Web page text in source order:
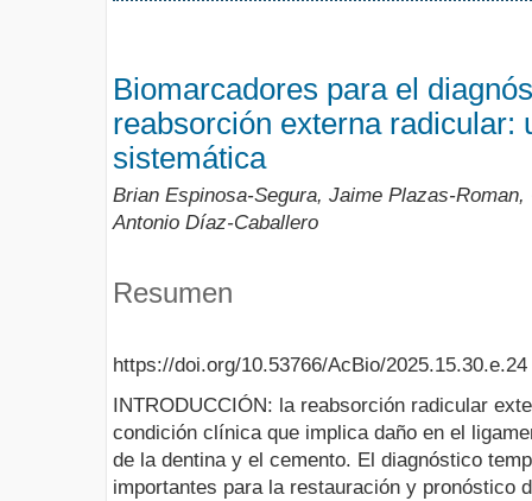
Biomarcadores para el
reabsorción externa radicular:
sistemática
Brian Espinosa-Segura, Jaime Plazas-
Antonio Díaz-Caballero
Resumen
https://doi.org/10.53766/AcBio/2025.15.30.e.24
INTRODUCCIÓN: la reabsorción radicular
condición clínica que implica daño en el
de la dentina y el cemento. El diagnóstico
importantes para la restauración y pronóstico